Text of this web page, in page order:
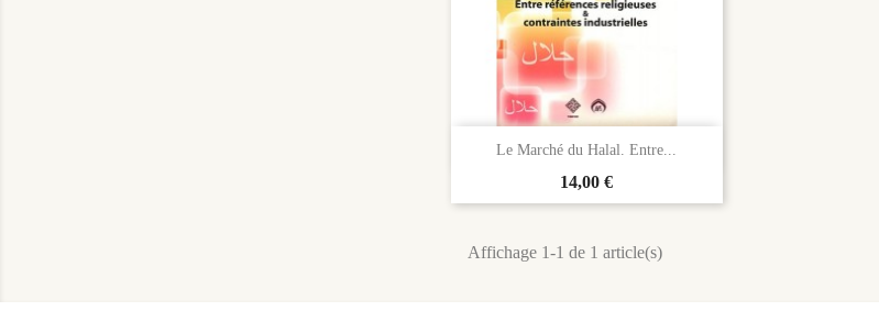
Le Marché du Halal. Entre...
Prix
14,00 €
Aperçu rapide
Affichage 1-1 de 1 article(s)